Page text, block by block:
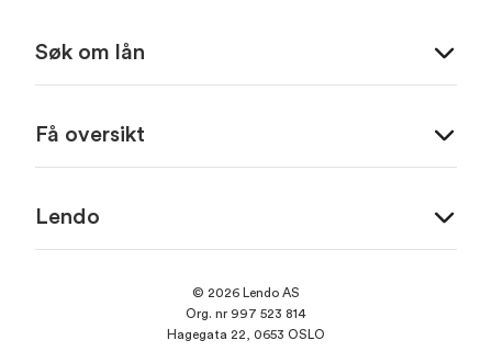
Søk om lån
Få oversikt
Lendo
© 2026 Lendo AS
Org. nr 997 523 814
Hagegata 22, 0653 OSLO